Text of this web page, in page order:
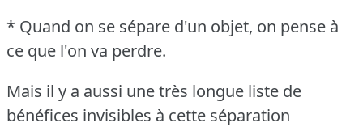
* Quand on se sépare d'un objet, on pense à
ce que l'on va perdre.
Mais il y a aussi une très longue liste de
bénéfices invisibles à cette séparation